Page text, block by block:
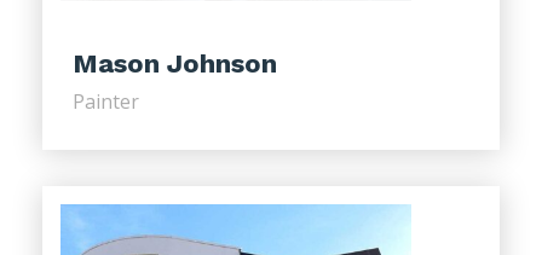
Mason Johnson
Painter